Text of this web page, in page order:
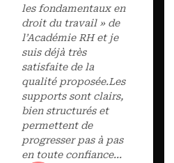
les fondamentaux en
droit du travail » de
l’Académie RH et je
suis déjà très
satisfaite de la
qualité proposée.Les
supports sont clairs,
bien structurés et
permettent de
progresser pas à pas
en toute confiance...